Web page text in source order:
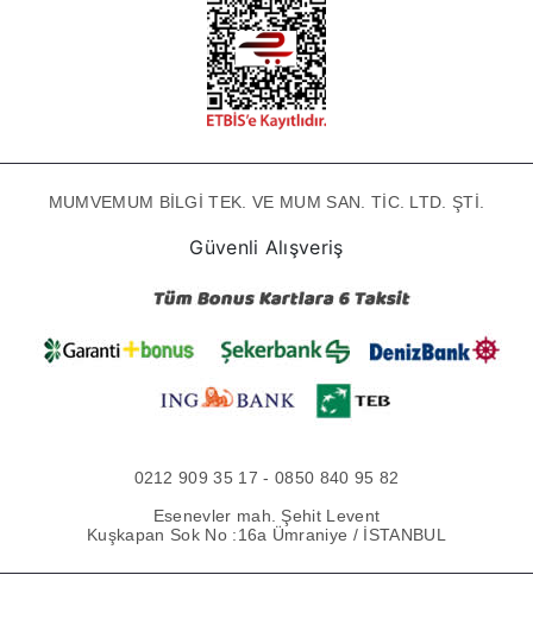
MUMVEMUM BİLGİ TEK. VE MUM SAN. TİC. LTD. ŞTİ.
Güvenli Alışveriş
0212 909 35 17 - 0850 840 95 82
Esenevler mah. Şehit Levent
Kuşkapan Sok No :16a Ümraniye / İSTANBUL